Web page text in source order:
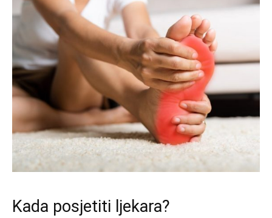
Kada posjetiti ljekara?